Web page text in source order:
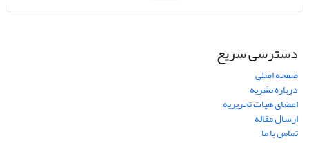
دسترسی سریع
صفحه اصلی
درباره نشریه
اعضای هیات تحریریه
ارسال مقاله
تماس با ما